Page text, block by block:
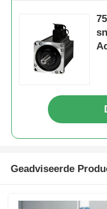
Geadviseerde